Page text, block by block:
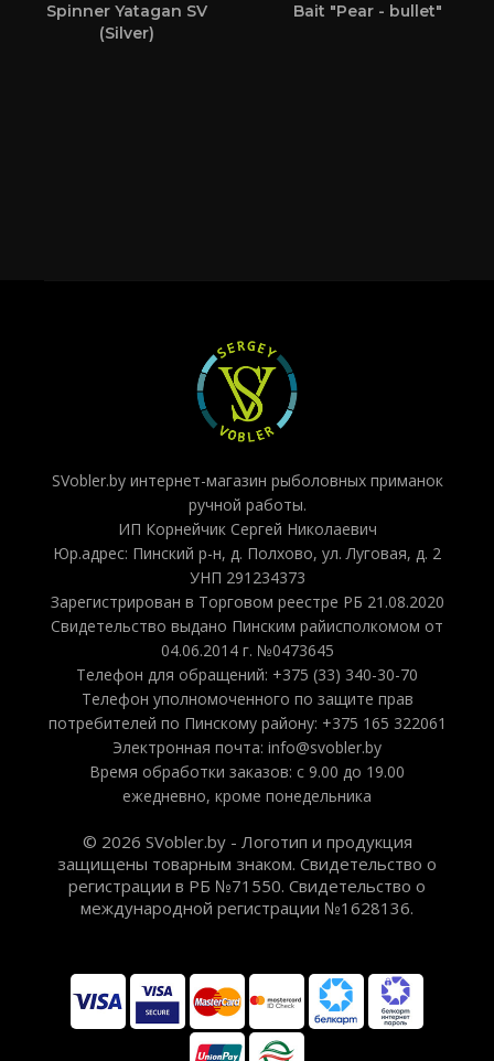
Spinner Yatagan SV
(Silver)
Bait "Pear - bullet"
SVobler.by интернет-магазин рыболовных приманок
ручной работы.
ИП Корнейчик Сергей Николаевич
Юр.адрес: Пинский р-н, д. Полхово, ул. Луговая, д. 2
УНП 291234373
Зарегистрирован в Торговом реестре РБ 21.08.2020
Свидетельство выдано Пинским райисполкомом от
04.06.2014 г. №0473645
Телефон для обращений: +375 (33) 340-30-70
Телефон уполномоченного по защите прав
потребителей по Пинскому району: +375 165 322061
Электронная почта: info@svobler.by
Время обработки заказов: с 9.00 до 19.00
ежедневно, кроме понедельника
© 2026 SVobler.by - Логотип и продукция
защищены товарным знаком. Свидетельство о
регистрации в РБ №71550. Свидетельство о
международной регистрации №1628136.